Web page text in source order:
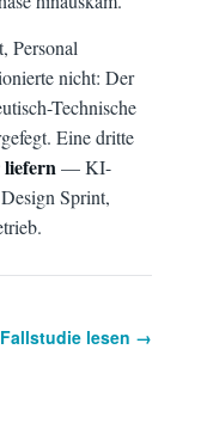
Personal
nicht: Der
Technische
Eine dritte
— KI-
Sprint,
Fallstudie lesen →